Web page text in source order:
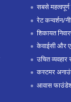
सबसे महत्वपूर्ण
रेट कन्वर्शन/
शिकायत
केवाईसी और
उचित व्यवहार
कस्टमर
आवास